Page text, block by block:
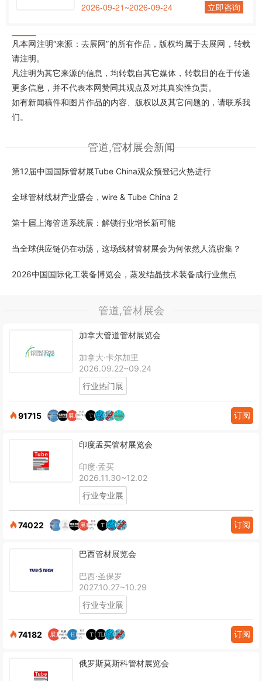
2026-09-21~2026-09-24 立即咨询
凡本网注明“来源：去展网”的所有作品，版权均属于去展网，转载
请注明。
凡注明为其它来源的信息，均转载自其它媒体，转载目的在于传递
更多信息，并不代表本网赞同其观点及对其真实性负责。
如有新闻稿件和图片作品的内容、版权以及其它问题的，请联系我
们。
管道,管材展会新闻
第12届中国国际管材展Tube China观众预登记火热进行
全球管材线材产业盛会，wire & Tube China 2
第十届上海管道系统展：解锁行业增长新可能
当全球供应链仍在动荡，这场线材管材展会为何依然人流密集？
2026中国国际化工装备博览会，蒸发结晶技术装备成行业焦点
管道,管材展会
加拿大管道管材展览会
加拿大·卡尔加里
2026.09.22~09.24
行业热门展
91715 订阅
印度孟买管材展览会
印度·孟买
2026.11.30~12.02
行业专业展
74022 订阅
巴西管材展览会
巴西·圣保罗
2027.10.27~10.29
行业专业展
74182 订阅
俄罗斯莫斯科管材展览会